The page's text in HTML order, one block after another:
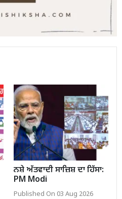
ਨਸ਼ੇ ਅੱਤਵਾਦੀ ਸਾਜ਼ਿਸ਼ ਦਾ ਹਿੱਸਾ:
PM Modi
Published On 03 Aug 2026